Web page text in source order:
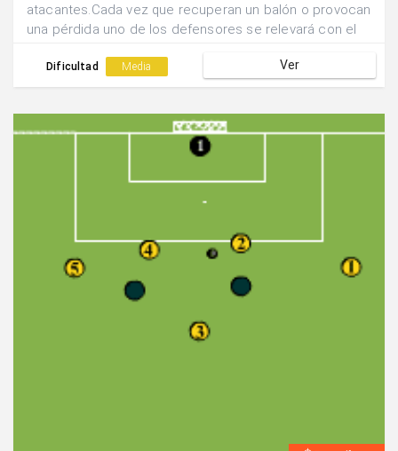
atacantes.Cada vez que recuperan un balón o provocan
una pérdida uno de los defensores se relevará con el
descansando.
Dificultad Media Ver